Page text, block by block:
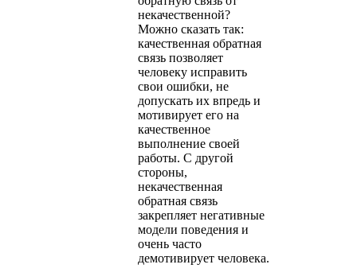
некачественной?
Можно сказать так:
качественная обратная
связь позволяет
человеку исправить
свои ошибки, не
допускать их впредь и
мотивирует его на
качественное
выполнение своей
работы. С другой
стороны,
некачественная
обратная связь
закрепляет негативные
модели поведения и
очень часто
демотивирует человека.